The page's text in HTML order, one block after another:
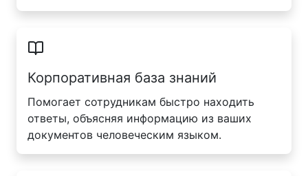
Корпоративная база знаний
Помогает сотрудникам быстро находить
ответы, объясняя информацию из ваших
документов человеческим языком.